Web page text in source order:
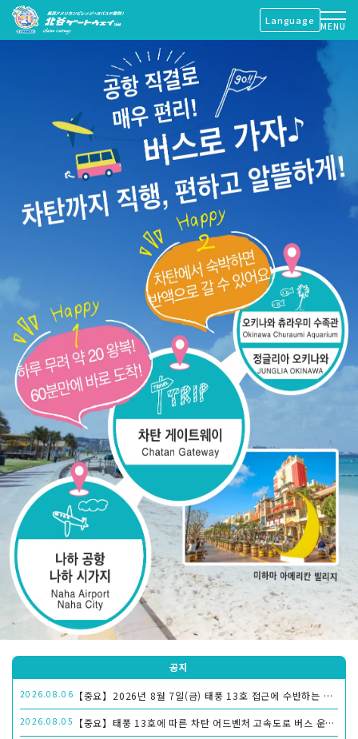
Language
MENU
공지
2026.08.06 【중요】2026년 8월 7일(금) 태풍 13호 접근에 수반하는 노선 버스 운휴의 알림
2026.08.05 【중요】태풍 13호에 따른 차탄 어드벤처 고속도로 버스 운행의 알림